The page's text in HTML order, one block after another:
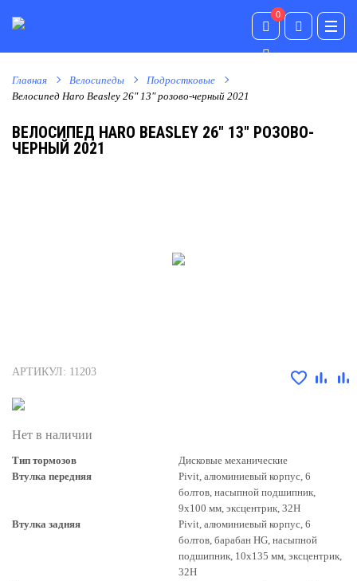
0
0
Главная Велосипеды
Подростковые
Велосипед Haro Beasley 26" 13" розово-черный 2021
ВЕЛОСИПЕД HARO BEASLEY 26" 13" РОЗОВО-
ЧЕРНЫЙ 2021
АРТИКУЛ: 11203
Нет в наличии
Тип тормозов
Дисковые механические
Втулка передняя
Pivit, алюминиевый корпус, 6
болтов, насыпной подшипник,
9х100 мм, эксцентрик, 32Н
Втулка задняя
Pivit, алюминиевый корпус, 6
болтов, барабан HG, насыпной
подшипник, 10х135 мм, эксцентрик,
32Н